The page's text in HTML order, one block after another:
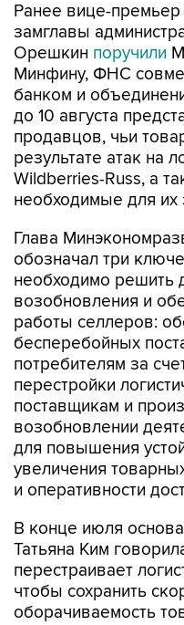
Ранее вице-
замглавы
Орешкин поручили
Минфину, ФНС
банком и
до 10 августа
продавцов, чьи
результате атак на
Wildberries-Russ, а
необходимые для их
Глава
обозначал три
необходимо решить
возобновления и
работы селлеров:
бесперебойных
потребителям за
перестройки
поставщикам и
возобновлении
для повышения
увеличения
и оперативности
В конце июля
Татьяна Ким
перестраивает
чтобы сохранить
оборачиваемость